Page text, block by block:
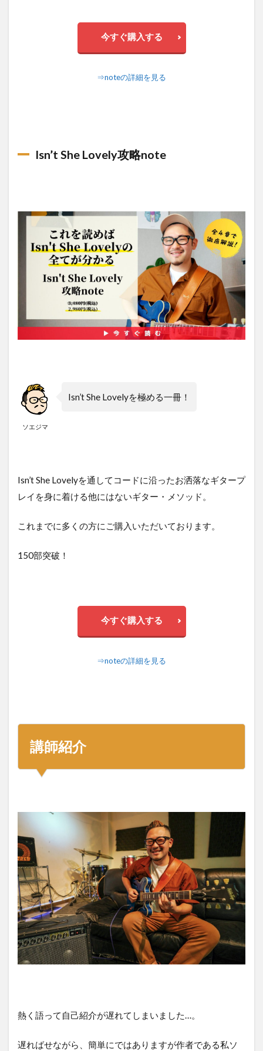
今すぐ購入する
⇒noteの詳細を見る
Isn’t She Lovely攻略note
ソエジマ
Isn’t She Lovelyを極める一冊！
Isn’t She Lovelyを通してコードに沿ったお洒落なギタープ
レイを身に着ける他にはないギター・メソッド。
これまでに多くの方にご購入いただいております。
150部突破！
今すぐ購入する
⇒noteの詳細を見る
講師紹介
熱く語って自己紹介が遅れてしまいました…。
遅ればせながら、簡単にではありますが作者である私ソ